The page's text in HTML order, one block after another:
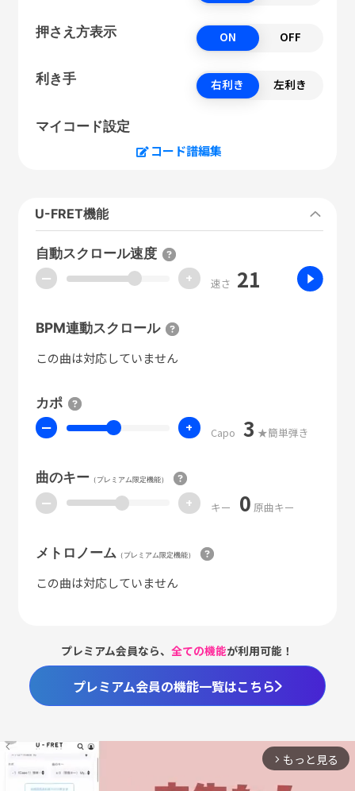
押さえ方表示 ON OFF
利き手 右利き 左利き
マイコード設定
コード譜編集
U-FRET機能
自動スクロール速度
ー + 速さ 21
BPM連動スクロール
この曲は対応していません
カポ
ー + Capo 3 ★簡単弾き
曲のキー（プレミアム限定機能）
ー + キー 0 原曲キー
メトロノーム （プレミアム限定機能）
この曲は対応していません
プレミアム会員なら、全ての機能が利用可能！
プレミアム会員の機能一覧はこちら
arrow_forward_ios もっと見る